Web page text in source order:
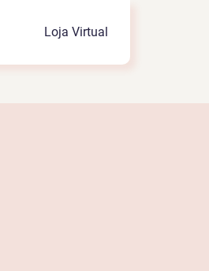
Loja Virtual